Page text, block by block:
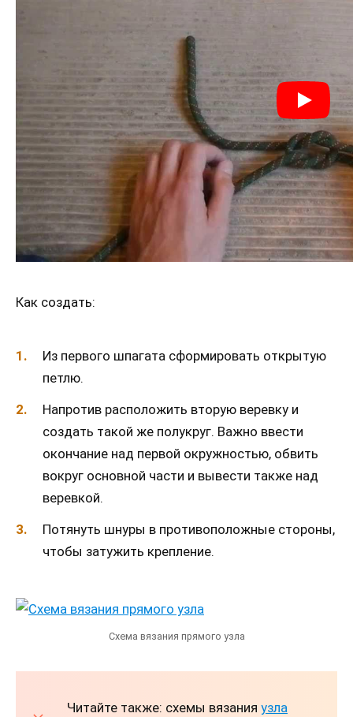
Как создать:
Из первого шпагата сформировать открытую
петлю.
Напротив расположить вторую веревку и
создать такой же полукруг. Важно ввести
окончание над первой окружностью, обвить
вокруг основной части и вывести также над
веревкой.
Потянуть шнуры в противоположные стороны,
чтобы затужить крепление.
Схема вязания прямого узла
Читайте также: схемы вязания узла